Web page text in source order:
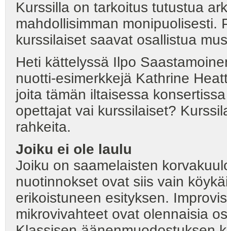
Kurssilla on tarkoitus tutustua
mahdollisimman monipuolisesti.
kurssilaiset saavat osallistua
Heti kättelyssä Ilpo
nuotti-esimerkkejä Kathrine
joita tämän iltaisessa
opettajat vai kurssilaiset?
rahkeita.
Joiku ei ole laulu
Joiku on saamelaisten
nuotinnokset ovat siis vain
erikoistuneen esityksen.
mikrovivahteet ovat olennaisia